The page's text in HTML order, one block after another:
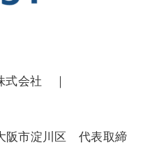
式会社 ｜
阪市淀川区 代表取締